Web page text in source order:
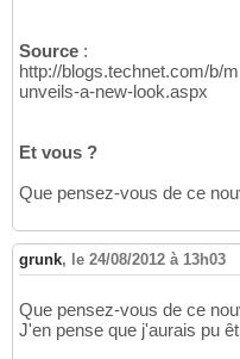
Source :
http://blogs.technet.com/b/
unveils-a-new-look.aspx
Et vous ?
Que pensez-vous de ce
grunk, le 24/08/2012 à 13h03
Que pensez-vous de ce
J'en pense que j'aurais pu